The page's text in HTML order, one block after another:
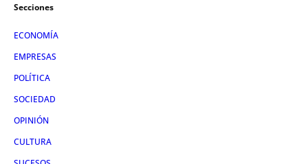
Secciones
ECONOMÍA
EMPRESAS
POLÍTICA
SOCIEDAD
OPINIÓN
CULTURA